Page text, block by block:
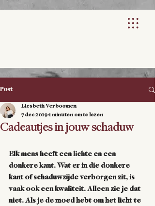
Post
Cadeautjes in jouw schaduw
Liesbeth Verboomen
7 dec 2019 1 minuten om te lezen
Elk mens heeft een lichte en een
donkere kant. Wat er in die donkere
kant of schaduwzijde verborgen zit, is
vaak ook een kwaliteit. Alleen zie je dat
niet. Als je de moed hebt om het licht te